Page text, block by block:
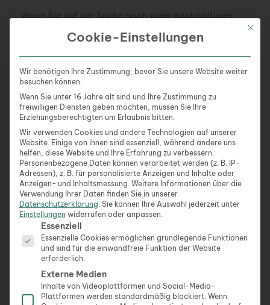
Wenn Sie auf der Suche nach einer nachhaltigen
in Betracht ziehen. Dieser Anbieter setzt auf
innovative Technologien zur Reduktion des
Energieverbrauchs und unterstützt Unternehmen
bei ihren Nachhaltigkeitszielen.
Die Wahl von umweltfreundlichen Domain-
Endungen
Die richtige Domain-Endung kann viel über die
Werte Ihres Unternehmens aussagen. Bei der
Auswahl einer Domain lohnt es sich daher, solche
Endungen zu wählen, die Ihre nachhaltigen
Bemühungen widerspiegeln. Zum Beispiel könnten
.eco oder .green Domains verwendet werden, um
Ihr Engagement für den Umweltschutz zu
unterstreichen.
Diese speziellen Endungen bieten nicht nur eine
klare Botschaft, sondern können auch das
Mit
Cookie-Einstellungen
Wir benötigen Ihre Zustimmung, bevor Sie unsere Website weiter
besuchen können.
Wenn Sie unter 16 Jahre alt sind und Ihre Zustimmung zu
freiwilligen Diensten geben möchten, müssen Sie Ihre
Erziehungsberechtigten um Erlaubnis bitten.
Wir verwenden Cookies und andere Technologien auf unserer
Website. Einige von ihnen sind essenziell, während andere uns
helfen, diese Website und Ihre Erfahrung zu verbessern.
Personenbezogene Daten können verarbeitet werden (z. B. IP-
Adressen), z. B. für personalisierte Anzeigen und Inhalte oder
Anzeigen- und Inhaltsmessung. Weitere Informationen über die
Verwendung Ihrer Daten finden Sie in unserer
Datenschutzerklärung Sie können Ihre Auswahl jederzeit unter
Einstellungen widerrufen oder anpassen.
Es folgt eine Liste der Service-Gruppen, für die eine
Essenziell
Essenzielle Cookies ermöglichen grundlegende Funktionen
und sind für die einwandfreie Funktion der Website
erforderlich.
Externe Medien
Inhalte von Videoplattformen und Social-Media-
Plattformen werden standardmäßig blockiert. Wenn